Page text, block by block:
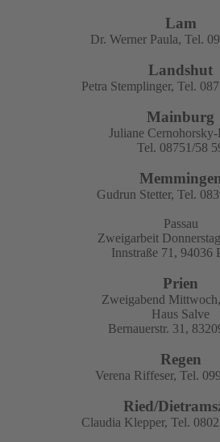
Lam
Dr. Werner Paula, Tel.
Landshut
Petra Stemplinger, Tel.
Mainburg
Juliane
Tel. 08751/58
Gudrun Stetter, Tel.
Passau
Zweigarbeit
Innstraße 71, 94036
Prien
Zweigabend
Haus Salve
Bernauerstr. 31,
Regen
Verena Riffeser, Tel.
Ried/
Claudia Klepper, Tel.